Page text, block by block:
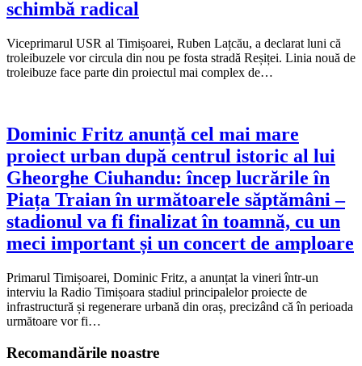
schimbă radical
Viceprimarul USR al Timișoarei, Ruben Lațcău, a declarat luni că
troleibuzele vor circula din nou pe fosta stradă Reșiței. Linia nouă de
troleibuze face parte din proiectul mai complex de…
Dominic Fritz anunță cel mai mare
proiect urban după centrul istoric al lui
Gheorghe Ciuhandu: încep lucrările în
Piața Traian în următoarele săptămâni –
stadionul va fi finalizat în toamnă, cu un
meci important și un concert de amploare
Primarul Timișoarei, Dominic Fritz, a anunțat la vineri într-un
interviu la Radio Timișoara stadiul principalelor proiecte de
infrastructură și regenerare urbană din oraș, precizând că în perioada
următoare vor fi…
Recomandările noastre